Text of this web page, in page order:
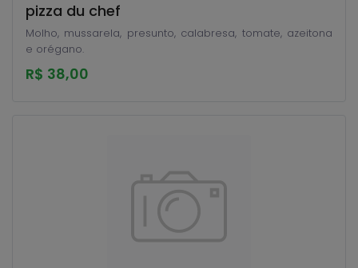
pizza du chef
Molho, mussarela, presunto, calabresa, tomate, azeitona
e orégano.
R$ 38,00